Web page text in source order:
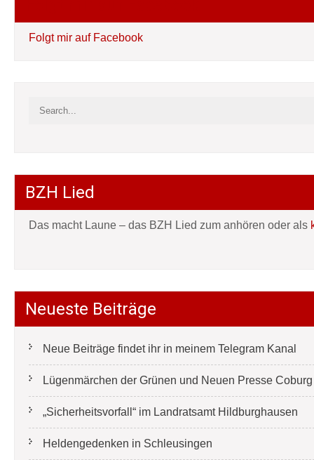
Folgt mir auf Facebook
BZH Lied
Das macht Laune – das BZH Lied zum anhören oder als
Neueste Beiträge
Neue Beiträge findet ihr in meinem Telegram Kanal
Lügenmärchen der Grünen und Neuen Presse
„Sicherheitsvorfall“ im Landratsamt Hildburghausen
Heldengedenken in Schleusingen